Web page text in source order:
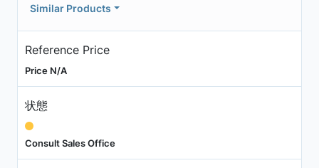
Similar Products
Reference Price
Price N/A
状態
Consult Sales Office